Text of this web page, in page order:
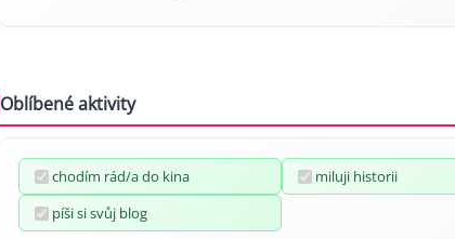
Oblíbené aktivity
chodím rád/a do kina
miluji historii
píši si svůj blog